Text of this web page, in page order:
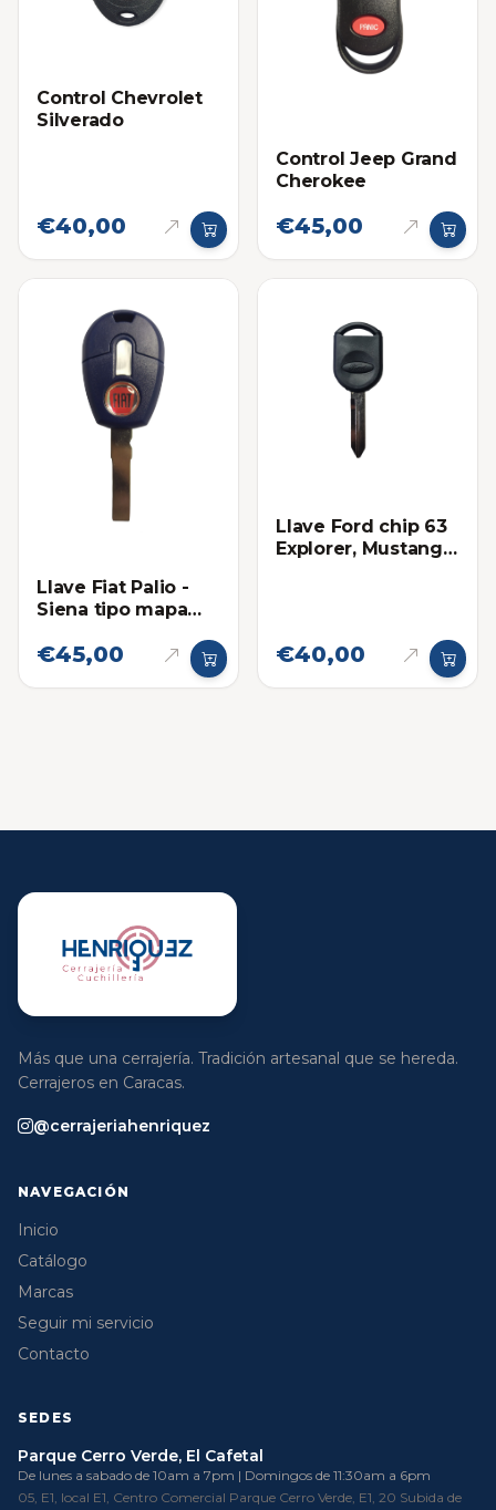
Control Chevrolet
Silverado
€40,00
Control Jeep Grand
Cherokee
€45,00
Llave Fiat Palio -
Siena tipo mapa
€45,00
Llave Ford chip 63
Explorer, Mustang,
€40,00
Más que una cerrajería. Tradición artesanal que se hereda.
Cerrajeros en Caracas.
@cerrajeriahenriquez
NAVEGACIÓN
Inicio
Catálogo
Marcas
Seguir mi servicio
Contacto
SEDES
Parque Cerro Verde, El Cafetal
De lunes a sabado de 10am a 7pm | Domingos de 11:30am a 6pm
05, E1, local E1, Centro Comercial Parque Cerro Verde, E1, 20 Subida de